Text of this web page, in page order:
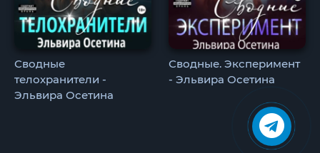
Сводные
телохранители -
Эльвира Осетина
Сводные. Эксперимент
- Эльвира Осетина